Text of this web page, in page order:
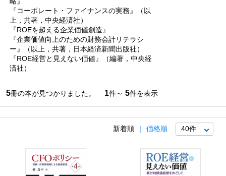
『コーポレート・ファイナンスの実務』（以
上，共著，中央経済社）
『ROEを超える企業価値創造』
『企業価値向上のための財務会計リテラシ
ー』（以上，共著，日本経済新聞出版社）
『ROE経営と見えない価値』（編著，中央経
済社）
5冊の本が見つかりました。 1件～ 5件を表示
新着順 価格順